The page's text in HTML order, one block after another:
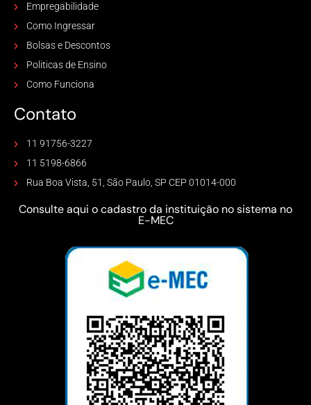
Empregabilidade
Como Ingressar
Bolsas e Descontos
Politicas de Ensino
Como Funciona
Contato
11 91756-3227
11 5198-6866
Rua Boa Vista, 51, São Paulo, SP CEP 01014-000
Consulte aqui o cadastro da instituição no sistema no
E-MEC